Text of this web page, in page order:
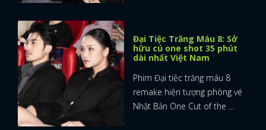
Đại Tiệc Trăng Máu 8: Sở
hữu cú one shot 35 phút
dài nhất Việt Nam
Phim Đại tiệc trăng máu 8
remake hiện tượng phòng vé
Nhật Bản One Cut of the ...